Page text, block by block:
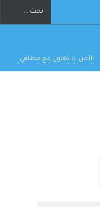
الأمن: لا تهاون مع مطلقي
نتائج التوجيهي